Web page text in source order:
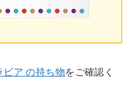
ビア の持ち物をご確認く